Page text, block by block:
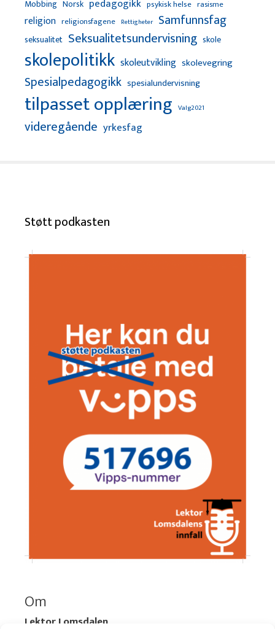
Mobbing Norsk pedagogikk psykisk helse rasisme
religion religionsfagene Rettigheter Samfunnsfag
seksualitet Seksualitetsundervisning skole
skolepolitikk skoleutvikling skolevegring
Spesialpedagogikk spesialundervisning
tilpasset opplæring Valg2021
videregående yrkesfag
Støtt podkasten
Om
Lektor Lomsdalen